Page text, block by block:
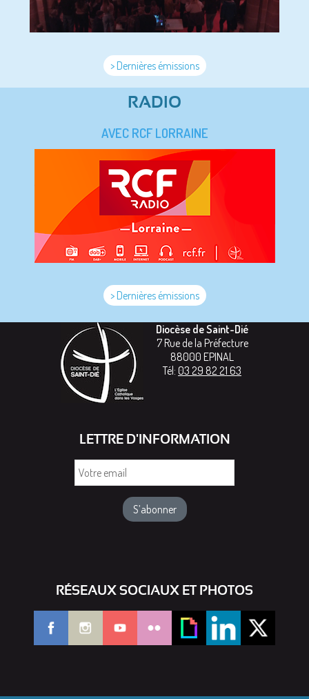
> Dernières émissions
RADIO
AVEC RCF LORRAINE
> Dernières émissions
Diocèse de Saint-Dié
7 Rue de la Préfecture
88000 EPINAL
Tél: 03 29 82 21 63
LETTRE D'INFORMATION
RÉSEAUX SOCIAUX ET PHOTOS